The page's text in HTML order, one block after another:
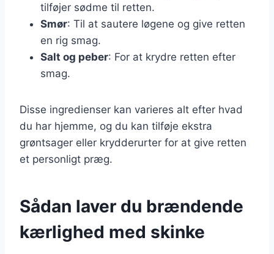
tilføjer sødme til retten.
Smør: Til at sautere løgene og give retten
en rig smag.
Salt og peber: For at krydre retten efter
smag.
Disse ingredienser kan varieres alt efter hvad
du har hjemme, og du kan tilføje ekstra
grøntsager eller krydderurter for at give retten
et personligt præg.
Sådan laver du brændende
kærlighed med skinke